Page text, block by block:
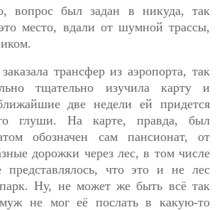
вопрос был задан в никуда, так
место, вдали от шумной трассы,
трансфер из аэропорта, так
тщательно изучила карту и
две недели ей придется
глуши. На карте, правда, был
обозначен сам пансионат, от
дорожки через лес, в том числе
представлялось, что это и не лес
Ну, не может же быть всё так
не мог её послать в какую-то